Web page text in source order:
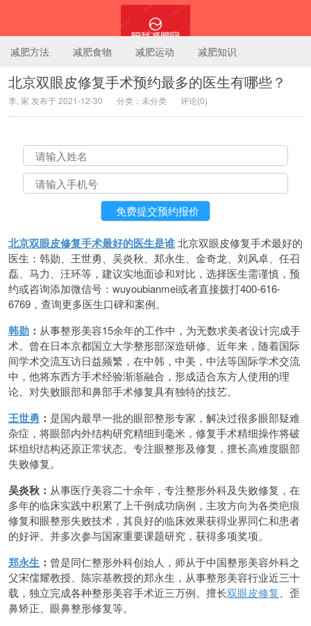
陪我减肥网
减肥方法 减肥食物 减肥运动 减肥知识
北京双眼皮修复手术预约最多的医生有哪些？
李, 家 发布于 2021-12-30 分类：未分类 评论(0)
北京双眼皮修复手术最好的医生是谁北京双眼皮修复手术最好的
医生：韩勋、王世勇、吴炎秋、郑永生、金奇龙、刘风卓、任召
磊、马力、汪环等，建议实地面诊和对比，选择医生需谨慎，预
约或咨询添加微信号：wuyoubianmei或者直接拨打400-616-
6769，查询更多医生口碑和案例。
韩勋 ： 从事整形美容15余年的工作中，为无数求美者设计完成手
术。曾在日本京都国立大学整形部深造研修。近年来，随着国际
间学术交流互访日益频繁，在中韩，中美，中法等国际学术交流
中，他将东西方手术经验渐渐融合，形成适合东方人使用的理
论。对失败眼部和鼻部手术修复具有独特的技艺。
王世勇 ： 是国内最早一批的眼部整形专家，解决过很多眼部疑难
杂症，将眼部内外结构研究精细到毫米，修复手术精细操作将破
坏组织结构还原正常状态。专注眼整形及修复，擅长高难度眼部
失败修复。
吴炎秋： 从事医疗美容二十余年，专注整形外科及失败修复，在
多年的临床实践中积累了上千例成功病例，主攻方向为各类疤痕
修复和眼整形失败技术，其良好的临床效果获得业界同仁和患者
的好评。并多次参与国家重要课题研究，获得多项奖项。
郑永生 ： 曾是同仁整形外科创始人，师从于中国整形美容外科之
父宋儒耀教授、陈宗基教授的郑永生，从事整形美容行业近三十
载，独立完成各种整形美容手术近三万例。擅长双眼皮修复 、歪
鼻矫正、眼鼻整形修复等。